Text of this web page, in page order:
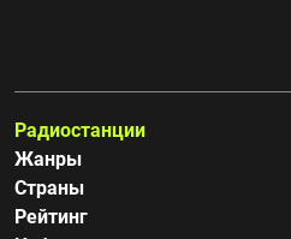
Радиостанции
Жанры
Страны
Рейтинг